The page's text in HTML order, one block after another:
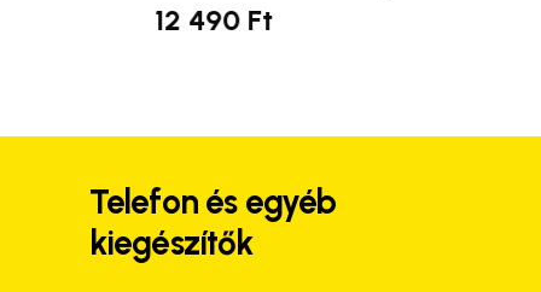
Ft
Ennek
variációja
A
változatok
Telefon és egyéb
kiegészítők